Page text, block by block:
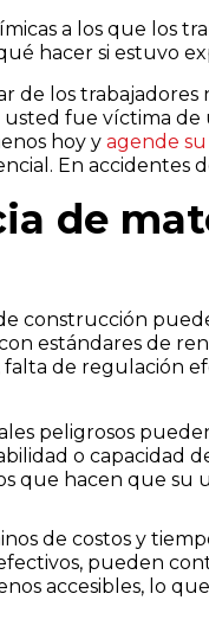
a los que los
hacer si estuvo
de los
fue víctima de
hoy y agende
En accidentes
de
construcción
estándares de
de regulación
peligrosos
o capacidad
que hacen que su
de costos y
pueden
accesibles, lo